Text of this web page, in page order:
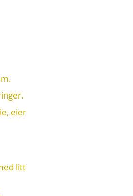
eier
litt